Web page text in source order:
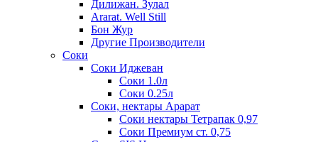
Дилижан. Зулал
Ararat. Well Still
Бон Жур
Другие Производители
Соки
Соки Иджеван
Соки 1.0л
Соки 0.25л
Соки, нектары Арарат
Соки нектары Тетрапак 0,97
Соки Премиум ст. 0,75